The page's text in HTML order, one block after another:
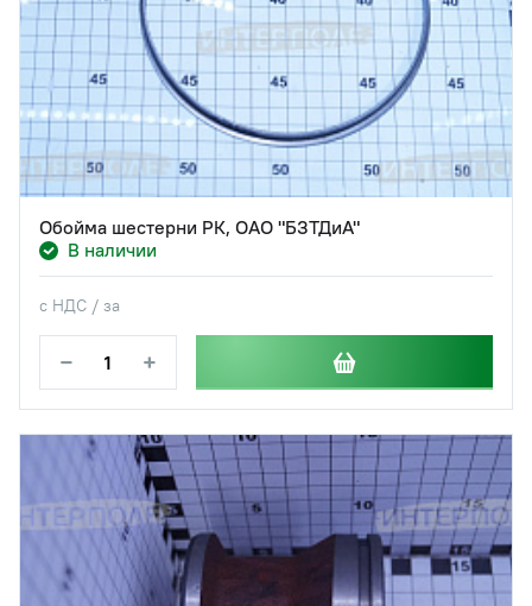
Обойма шестерни РК, ОАО "БЗТДиА"
В наличии
с НДС / за
− +